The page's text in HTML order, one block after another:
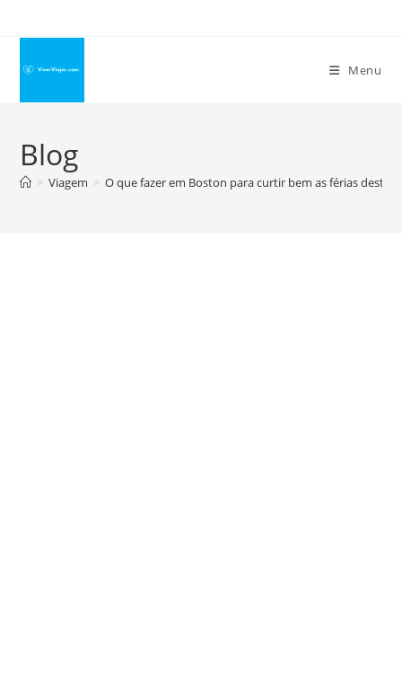
conteúdo
Menu
Blog
> Viagem > O que fazer em Boston para curtir bem as férias deste